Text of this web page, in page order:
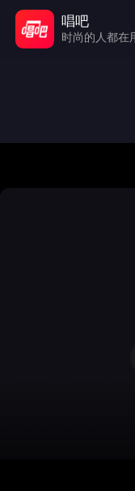
唱吧
时尚的人都在